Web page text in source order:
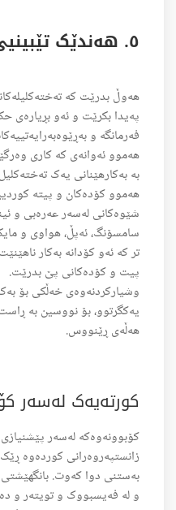
٥. هەندێک تێبینیی گشتی
هەوڵ بدرێت کە
پەیدا بکرێت و ئەو بڕیارەی
فەرمانگە و
هەموو ئەوانەی کە کاری
بە بەکارهێنانی یەک
هەموو کۆدەکان و پیتە
شێوەکانی لەسەر عەرەبی و
سامسۆنگ، ئەپڵ، هواوی و
تر کە ئەو کۆدانە بەکار
پیت و کۆدەکانی پێ بدرێت.
وشیارکردنەوەی خەڵکی بۆ
یەکگرتوو، بۆ نووسین بە
هەڵەی ڕێنووس.
کورتەیەک لەسەر
کۆبوونەوەکە لەسەر
زانستپەروەرانی کوردەوە
بەستنی دوا کەوت.